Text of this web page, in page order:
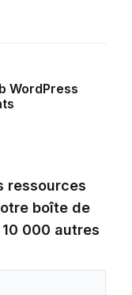
WordPress
ressources
boîte de
000 autres